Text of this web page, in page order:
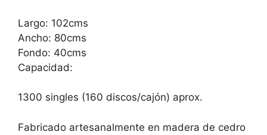
Largo: 102cms
Ancho: 80cms
Fondo: 40cms
Capacidad:
1300 singles (160 discos/cajón) aprox.
Fabricado artesanalmente en madera de cedro